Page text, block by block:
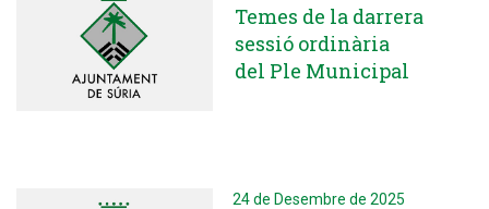
Temes de la darrera
sessió ordinària
del Ple Municipal
24 de Desembre de 2025